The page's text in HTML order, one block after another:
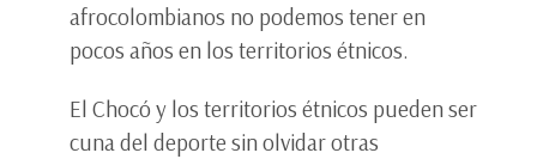
afrocolombianos no podemos tener en
pocos años en los territorios étnicos.
El Chocó y los territorios étnicos pueden ser
cuna del deporte sin olvidar otras